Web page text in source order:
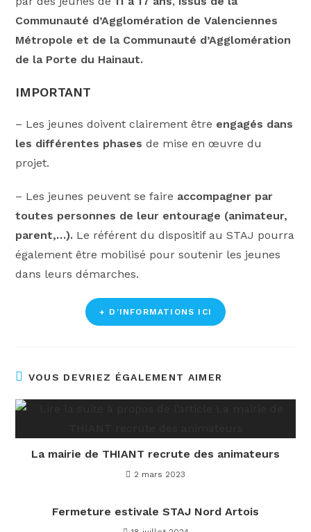
Communauté d’Agglomération de Valenciennes
Métropole et de la Communauté d’Agglomération
de la Porte du Hainaut.
IMPORTANT
– Les jeunes doivent clairement être engagés dans
les différentes phases de mise en œuvre du
projet.
– Les jeunes peuvent se faire accompagner par
toutes personnes de leur entourage (animateur,
parent,…). Le référent du dispositif au STAJ pourra
également être mobilisé pour soutenir les jeunes
dans leurs démarches.
+ D’INFORMATIONS ICI
VOUS DEVRIEZ ÉGALEMENT AIMER
La mairie de THIANT recrute des animateurs
2 mars 2023
Fermeture estivale STAJ Nord Artois